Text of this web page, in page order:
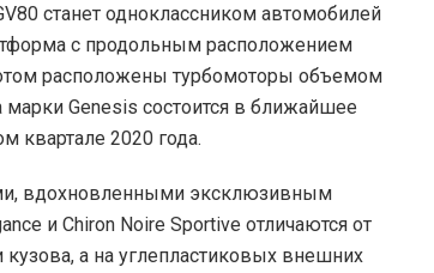
станет одноклассником автомобилей
с продольным расположением
расположены турбомоторы объемом
Genesis состоится в ближайшее
квартале 2020 года.
вдохновленными эксклюзивным
и Chiron Noire Sportive отличаются от
а на углепластиковых внешних